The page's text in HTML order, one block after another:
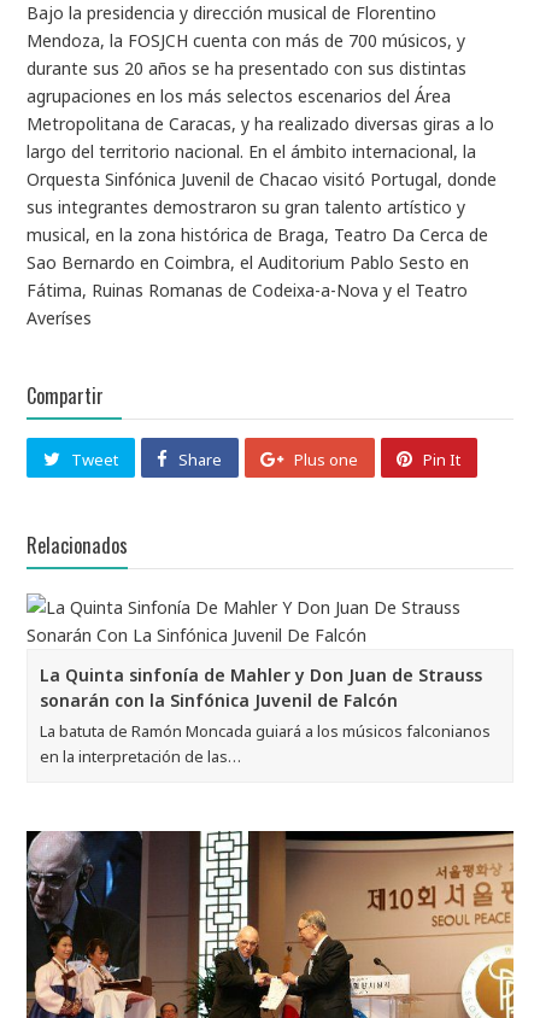
Bajo la presidencia y dirección musical de Florentino
Mendoza, la FOSJCH cuenta con más de 700 músicos, y
durante sus 20 años se ha presentado con sus distintas
agrupaciones en los más selectos escenarios del Área
Metropolitana de Caracas, y ha realizado diversas giras a lo
largo del territorio nacional. En el ámbito internacional, la
Orquesta Sinfónica Juvenil de Chacao visitó Portugal, donde
sus integrantes demostraron su gran talento artístico y
musical, en la zona histórica de Braga, Teatro Da Cerca de
Sao Bernardo en Coimbra, el Auditorium Pablo Sesto en
Fátima, Ruinas Romanas de Codeixa-a-Nova y el Teatro
Averíses
Compartir
Tweet Share Plus one Pin It
Relacionados
La Quinta sinfonía de Mahler y Don Juan de Strauss
sonarán con la Sinfónica Juvenil de Falcón
La batuta de Ramón Moncada guiará a los músicos falconianos
en la interpretación de las…